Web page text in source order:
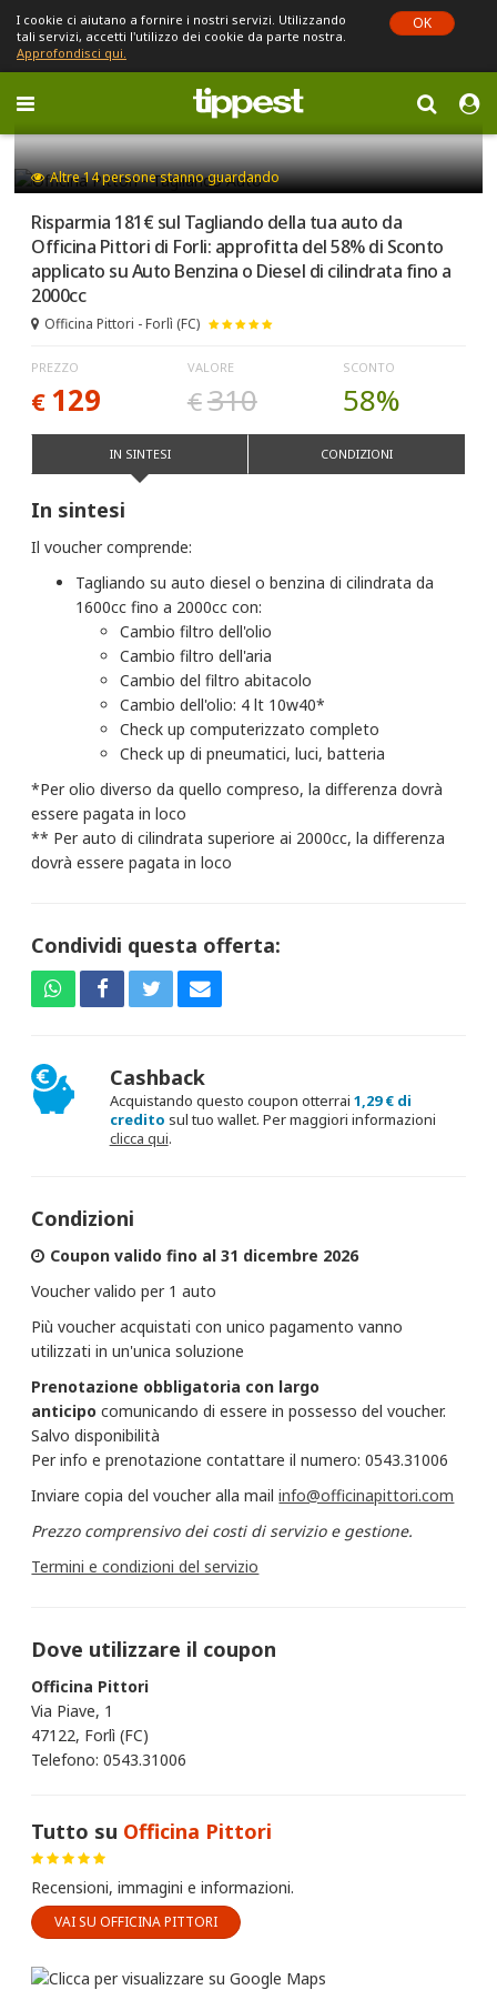
I cookie ci aiutano a fornire i nostri servizi. Utilizzando
tali servizi, accetti l'utilizzo dei cookie da parte nostra.
Approfondisci qui.
OK
Toggle
navigation
Sei in Emilia-Romagna (cambia)
Altre14persone stanno guardando
Risparmia 181€ sul Tagliando della tua auto da
Officina Pittori di Forli: approfitta del 58% di Sconto
applicato su Auto Benzina o Diesel di cilindrata fino a
2000cc
Officina Pittori - Forlì (FC)
PREZZO
€ 129
VALORE
€310
SCONTO
58%
IN SINTESI CONDIZIONI
In sintesi
Il voucher comprende:
Tagliando su auto diesel o benzina di cilindrata da
1600cc fino a 2000cc con:
Cambio filtro dell'olio
Cambio filtro dell'aria
Cambio del filtro abitacolo
Cambio dell'olio: 4 lt 10w40*
Check up computerizzato completo
Check up di pneumatici, luci, batteria
*Per olio diverso da quello compreso, la differenza dovrà
essere pagata in loco
** Per auto di cilindrata superiore ai 2000cc, la differenza
dovrà essere pagata in loco
Condividi questa offerta:
Cashback
Acquistando questo coupon otterrai 1,29 € di
credito sul tuo wallet. Per maggiori informazioni
clicca qui.
Condizioni
Coupon valido fino al 31 dicembre 2026
Voucher valido per 1 auto
Più voucher acquistati con unico pagamento vanno
utilizzati in un'unica soluzione
Prenotazione obbligatoria con largo
anticipocomunicando di essere in possesso del voucher.
Salvo disponibilità
Per info e prenotazione contattare il numero: 0543.31006
Inviare copia del voucher alla mailinfo@officinapittori.com
Prezzo comprensivo dei costi di servizio e gestione.
Termini e condizioni del servizio
Dove utilizzare il coupon
Officina Pittori
Via Piave, 1
47122, Forlì (FC)
Telefono: 0543.31006
Tutto su Officina Pittori
Recensioni, immagini e informazioni.
VAI SU OFFICINA PITTORI